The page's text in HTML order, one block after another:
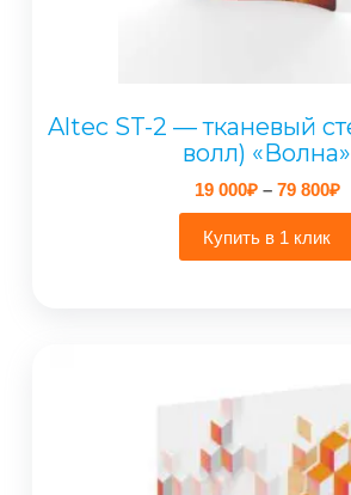
Altec ST-2 — тканевый
волл) «Волна»
19 000₽ – 79 800₽
Купить в 1 клик